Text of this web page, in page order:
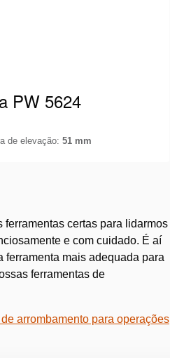
PW 5624
de elevação: 51 mm
certas para lidarmos
e com cuidado. É aí
ferramenta mais adequada para
ferramentas de
arrombamento para operações